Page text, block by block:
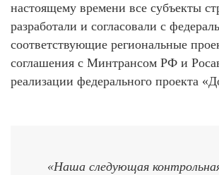
настоящему времени все субъекты
разработали и согласовали с
соответствующие региональные
соглашения с Минтрансом РФ и
реализации федерального проекта
«Наша следующая